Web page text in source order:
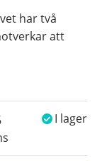
har två
att
I lager